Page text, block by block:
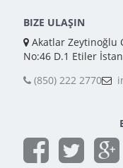
BIZE ULAŞIN
Akatlar Zeytinoğlu
No:46 D.1 Etiler
(850) 222 2770